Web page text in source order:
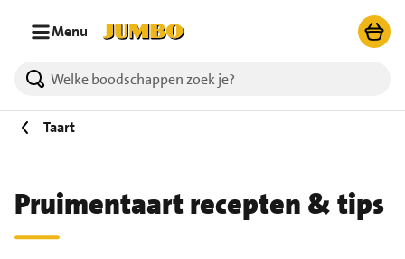
Menu
Taart
Pruimentaart recepten & tips